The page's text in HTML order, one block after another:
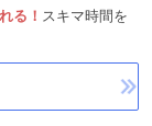
る！ スキマ時間を